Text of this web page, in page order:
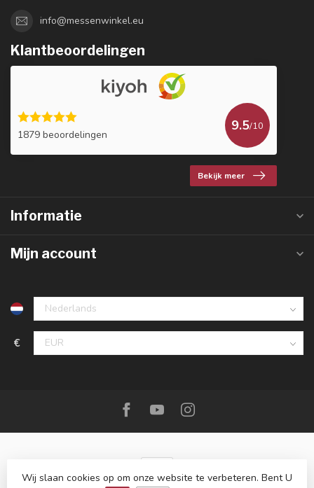
info@messenwinkel.eu
Klantbeoordelingen
1879 beoordelingen
9.5/10
Bekijk meer
Informatie
Mijn account
€
Wij slaan cookies op om onze website te verbeteren. Bent U